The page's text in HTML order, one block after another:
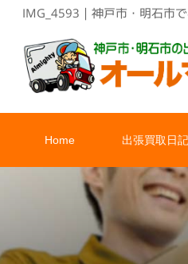
IMG_4593｜神戸市・明石市
Home 出張買取日記